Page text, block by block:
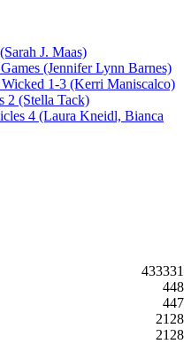
J. Maas)
(Jennifer Lynn Barnes)
1-3 (Kerri Maniscalco)
2 (Stella Tack)
4 (Laura Kneidl, Bianca
433331
448
447
2128
2128